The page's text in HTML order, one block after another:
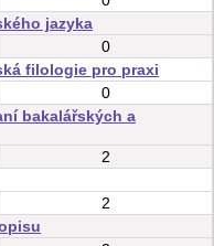
jazyka
0
filologie pro praxi
0
bakalářských a
2
2